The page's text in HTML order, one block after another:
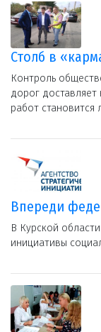
Столб в
Контроль
дорог
работ становится
Впереди
В Курской
инициативы